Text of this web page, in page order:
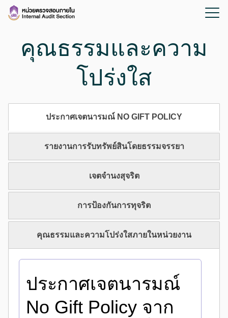
คุณธรรมและความ
โปร่งใส
ประกาศเจตนารมณ์ NO GIFT POLICY
รายงานการรับทรัพย์สินโดยธรรมจรรยา
เจตจำนงสุจริต
การป้องกันการทุจริต
คุณธรรมและความโปร่งใสภายในหน่วยงาน
ประกาศเจตนารมณ์
No Gift Policy จาก